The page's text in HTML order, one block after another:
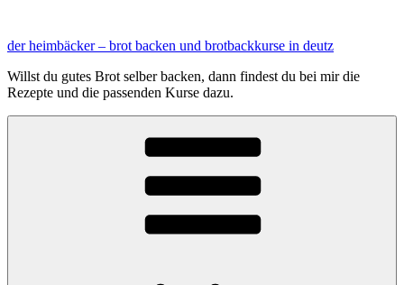
springen
der heimbäcker – brot backen und brotbackkurse in deutz
Willst du gutes Brot selber backen, dann findest du bei mir die
Rezepte und die passenden Kurse dazu.